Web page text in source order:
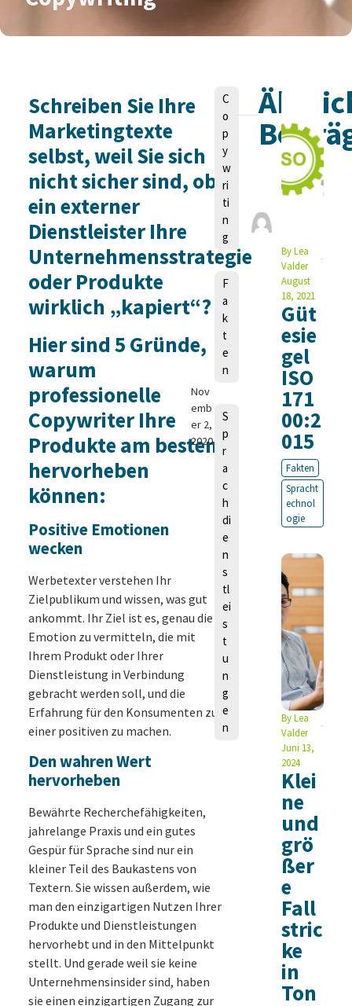
Schreiben Sie Ihre
Marketingtexte
selbst, weil Sie sich
nicht sicher sind, ob
ein externer
Dienstleister Ihre
Unternehmensstrategie
oder Produkte
wirklich „kapiert“?
Hier sind 5 Gründe,
warum
professionelle
Copywriter Ihre
Produkte am besten
hervorheben
können:
Positive Emotionen
wecken
Werbetexter verstehen Ihr
Zielpublikum und wissen, was gut
ankommt. Ihr Ziel ist es, genau die
Emotion zu vermitteln, die mit
Ihrem Produkt oder Ihrer
Dienstleistung in Verbindung
gebracht werden soll, und die
Erfahrung für den Konsumenten zu
einer positiven zu machen.
Den wahren Wert
hervorheben
Bewährte Recherchefähigkeiten,
jahrelange Praxis und ein gutes
Gespür für Sprache sind nur ein
kleiner Teil des Baukastens von
Textern. Sie wissen außerdem, wie
man den einzigartigen Nutzen Ihrer
Produkte und Dienstleistungen
hervorhebt und in den Mittelpunkt
stellt. Und gerade weil sie keine
Unternehmensinsider sind, haben
sie einen einzigartigen Zugang zur
r
ls
Nov
emb
er 2,
2020
C
o
p
y
w
ri
ti
n
g
F
a
k
t
e
n
S
p
r
a
c
h
di
e
n
s
tl
ei
s
t
u
n
g
e
n
ByLea
Valder
August
18, 2021
Güt
esie
gel
ISO
171
00:2
015
Fakten
Spracht
echnol
ogie
ByLea
Valder
Juni 13,
2024
Klei
ne
und
grö
ßer
e
Fall
stric
ke
in
Ton